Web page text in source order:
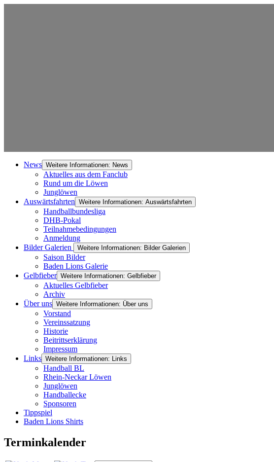
News Weitere Informationen: News
Aktuelles aus dem Fanclub
Rund um die Löwen
Junglöwen
Auswärtsfahrten Weitere Informationen: Auswärtsfahrten
Handballbundesliga
DHB-Pokal
Teilnahmebedingungen
Anmeldung
Bilder Galerien
Weitere Informationen: Bilder Galerien
Saison Bilder
Baden Lions Galerie
Gelbfieber Weitere Informationen: Gelbfieber
Aktuelles Gelbfieber
Archiv
Über uns Weitere Informationen: Über uns
Vorstand
Vereinssatzung
Historie
Beitrittserklärung
Impressum
Links Weitere Informationen: Links
Handball BL
Rhein-Neckar Löwen
Junglöwen
Handballecke
Sponsoren
Tippspiel
Baden Lions Shirts
Terminkalender